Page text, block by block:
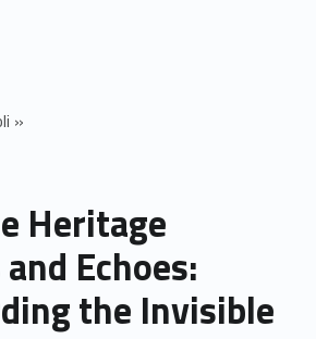
»
Heritage
Echoes:
the Invisible